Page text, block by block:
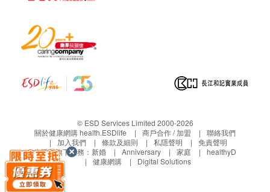
© ESD Services Limited 2000-2026
關於健康網購 health.ESDlife
商戶合作 / 加盟
聯絡我們
加入我們
條款及細則 私隱聲明
免責聲明
生活易旗下業務： 新婚 Anniversary 家庭
healthyD
健康網購
Digital Solutions